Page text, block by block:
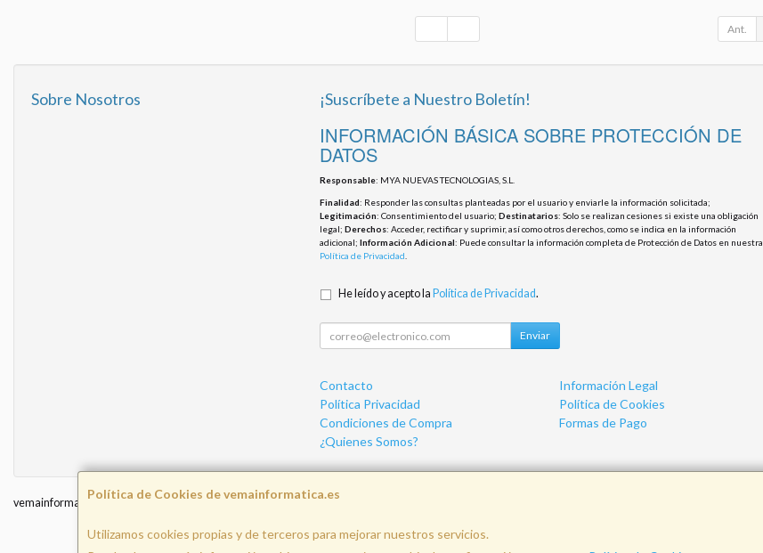
Ant.
Política de Cookies de vemainformatica.es
Utilizamos cookies propias y de terceros para mejorar nuestros servicios.
Sobre Nosotros ¡Suscríbete a Nuestro Boletín!
INFORMACIÓN BÁSICA SOBRE PROTECCIÓN DE
DATOS
Responsable: MYA NUEVAS TECNOLOGIAS, S.L.
Finalidad: Responder las consultas planteadas por el usuario y enviarle la información solicitada;
Legitimación: Consentimiento del usuario; Destinatarios: Solo se realizan cesiones si existe una obligación
legal; Derechos: Acceder, rectificar y suprimir, así como otros derechos, como se indica en la información
adicional; Información Adicional: Puede consultar la información completa de Protección de Datos en nuestra
Política de Privacidad
He leído y acepto la Política de Privacidad.
Enviar
Contacto
Información Legal
Política Privacidad
Política de Cookies
Condiciones de Compra
Formas de Pago
¿Quienes Somos?
vemainformatica.es © 2026
Info@vemainformatica.com